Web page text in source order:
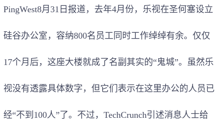
PingWest8月 31 日报道，去年4月份，乐视在圣何塞设立
硅谷办公室，容纳800名员工同时工作绰绰有余。仅仅
17个月后，这座大楼就成了名副其实的“鬼城”。虽然乐
视没有透露具体数字，但它们表示在这里办公的人员已
经“不到 100人”了。不过， TechCrunch引述消息人士给